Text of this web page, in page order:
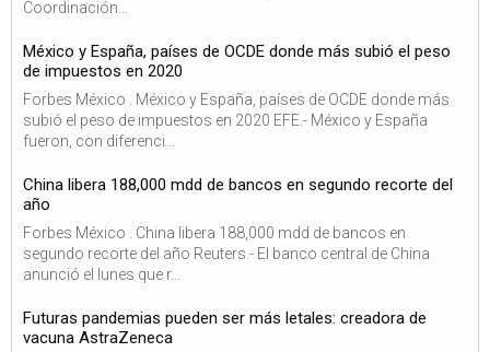
Coordinación...
México y España, países de OCDE donde más subió el peso
de impuestos en 2020
Forbes México . México y España, países de OCDE donde más
subió el peso de impuestos en 2020 EFE.- México y España
fueron, con diferenci...
China libera 188,000 mdd de bancos en segundo recorte del
año
Forbes México . China libera 188,000 mdd de bancos en
segundo recorte del año Reuters.- El banco central de China
anunció el lunes que r...
Futuras pandemias pueden ser más letales: creadora de
vacuna AstraZeneca